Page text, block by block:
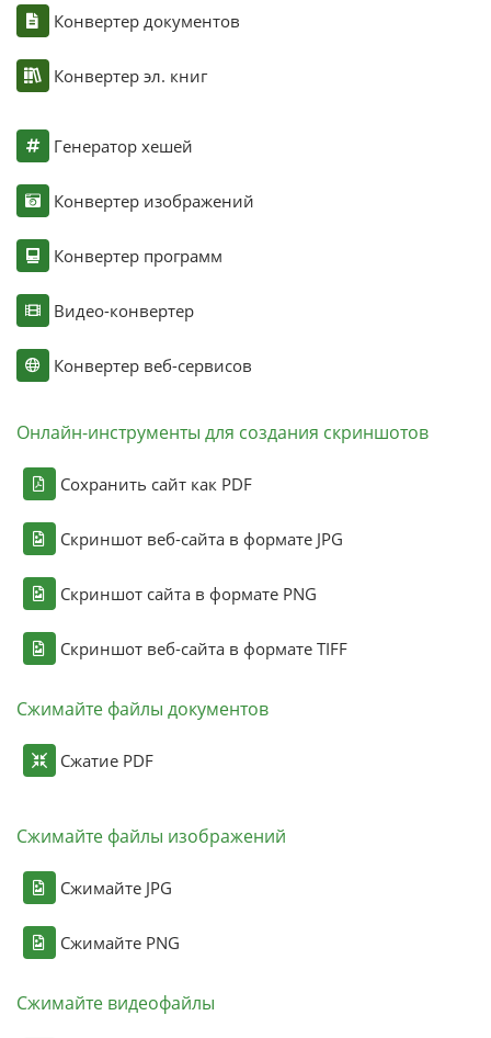
Конвертер документов
Конвертер эл. книг
Генератор хешей
Конвертер изображений
Конвертер программ
Видео-конвертер
Конвертер веб-сервисов
Онлайн-инструменты для создания скриншотов
Сохранить сайт как PDF
Скриншот веб-сайта в формате JPG
Скриншот сайта в формате PNG
Скриншот веб-сайта в формате TIFF
Сжимайте файлы документов
Сжатие PDF
Сжимайте файлы изображений
Сжимайте JPG
Сжимайте PNG
Сжимайте видеофайлы